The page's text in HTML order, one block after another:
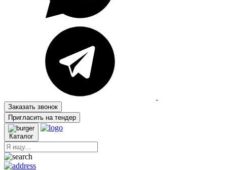
Заказать звонок
Пригласить на тендер
Каталог